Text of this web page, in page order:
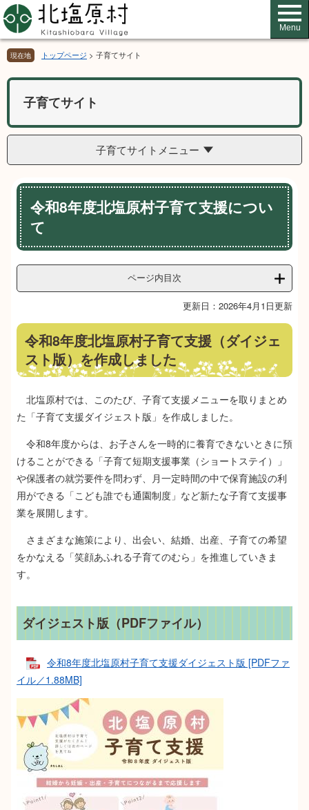
ペ
ー
ジ
の
先
頭
メ
ニ
ュ
ー
を
飛
て
本
へ
Menu
現在地 トップページ > 子育てサイト
子育てサイト
子育てサイトメニュー
本
文
令和8年度北塩原村子育て支援につい
て
ページ内目次
更新日：2026年4月1日更新
令和8年度北塩原村子育て支援（ダイジェ
スト版）を作成しました
北塩原村では、このたび、子育て支援メニューを取りまとめ
た「子育て支援ダイジェスト版」を作成しました。
令和8年度からは、お子さんを一時的に養育できないときに預
けることができる「子育て短期支援事業（ショートステイ）」
や保護者の就労要件を問わず、月一定時間の中で保育施設の利
用ができる「こども誰でも通園制度」など新たな子育て支援事
業を展開します。
さまざまな施策により、出会い、結婚、出産、子育ての希望
をかなえる「笑顔あふれる子育てのむら」を推進していきま
す。
ダイジェスト版（PDFファイル）
令和8年度北塩原村子育て支援ダイジェスト版 [PDFファ
イル／1.88MB]